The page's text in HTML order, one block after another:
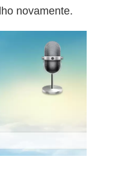
novamente.